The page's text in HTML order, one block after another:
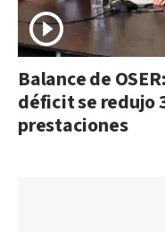
Balance de
déficit se redujo
prestaciones